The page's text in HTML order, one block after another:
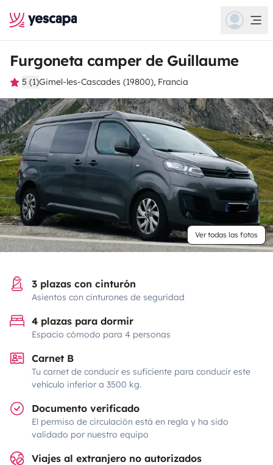
Furgoneta camper de Guillaume
5 (1)Gimel-les-Cascades (19800), Francia
Ver todas las fotos
3 plazas con cinturón
Asientos con cinturones de seguridad
4 plazas para dormir
Espacio cómodo para 4 personas
Carnet B
Tu carnet de conducir es suficiente para conducir este
vehículo inferior a 3500 kg.
Documento verificado
El permiso de circulación está en regla y ha sido
validado por nuestro equipo
Viajes al extranjero no autorizados